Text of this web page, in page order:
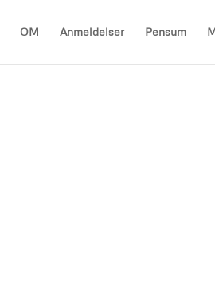
OM Anmeldelser Pensum